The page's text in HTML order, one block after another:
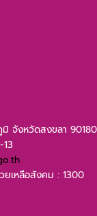
จังหวัดสงขลา 90180
ยเหลือสังคม : 1300